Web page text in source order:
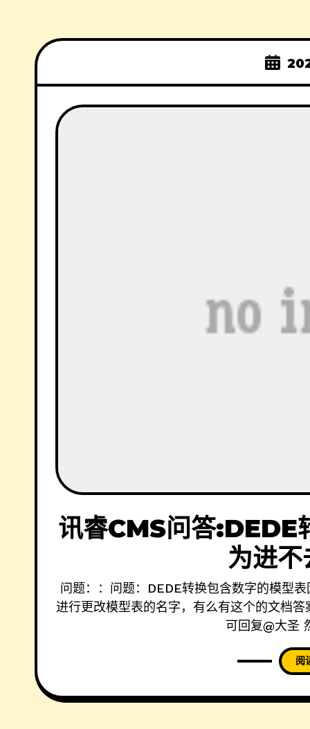
讯睿CMS问答:DEDE
为进不
问题：：问题：DEDE转换包含数字的模型
进行更改模型表的名字，有么有这个的文档
可回复@大圣
阅